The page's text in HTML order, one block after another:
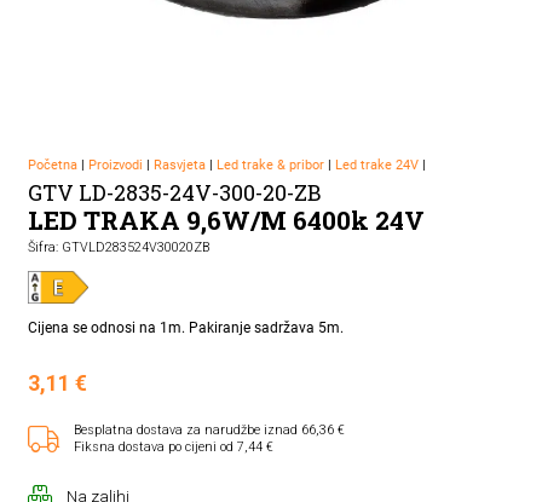
Početna| Proizvodi | Rasvjeta| Led trake & pribor| Led trake 24V|
GTV LD-2835-24V-300-20-ZB
LED TRAKA 9,6W/M 6400k 24V
Šifra: GTVLD283524V30020ZB
Cijena se odnosi na 1m. Pakiranje sadržava 5m.
3,11 €
Besplatna dostava za narudžbe iznad 66,36 €
Fiksna dostava po cijeni od 7,44 €
Na zalihi